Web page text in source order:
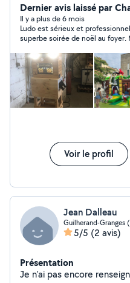
Dernier avis laissé par
Il y a plus de 6 mois
Ludo est sérieux et
superbe soirée de noël au
Voir le profil
Jean Dalleau
Guilherand-Granges
5/5 (2 avis)
Présentation